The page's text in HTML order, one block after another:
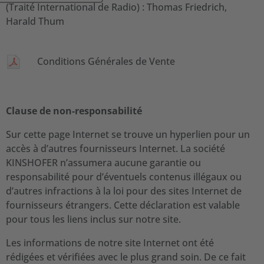
(Traité International de Radio) : Thomas Friedrich,
Harald Thum
Conditions Générales de Vente
Clause de non-responsabilité
Sur cette page Internet se trouve un hyperlien pour un
accès à d’autres fournisseurs Internet. La société
KINSHOFER n’assumera aucune garantie ou
responsabilité pour d’éventuels contenus illégaux ou
d’autres infractions à la loi pour des sites Internet de
fournisseurs étrangers. Cette déclaration est valable
pour tous les liens inclus sur notre site.
Les informations de notre site Internet ont été
rédigées et vérifiées avec le plus grand soin. De ce fait